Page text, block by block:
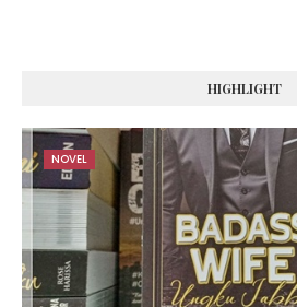
HIGHLIGHT
NOVEL